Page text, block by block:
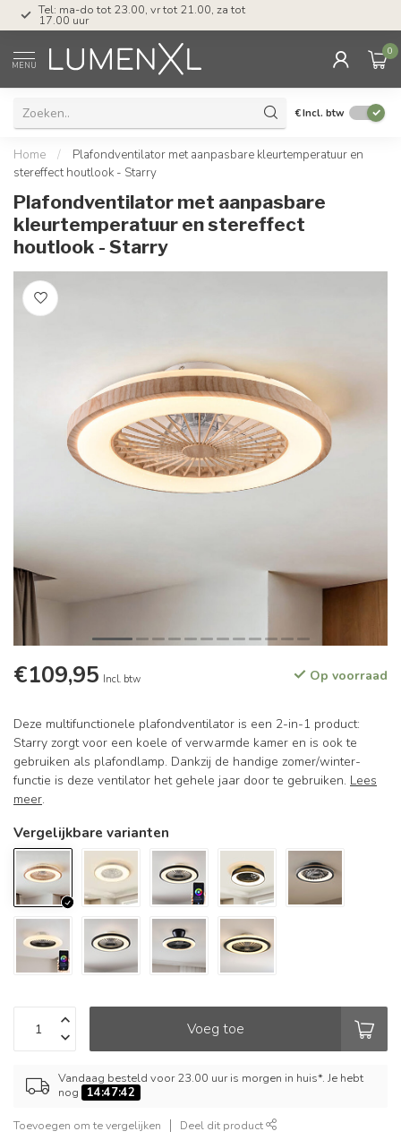
Tel: ma-do tot 23.00, vr tot 21.00, za tot
17.00 uur
MENU
0
€Incl. btw
Home /
Plafondventilator met aanpasbare kleurtemperatuur en
stereffect houtlook - Starry
Plafondventilator met aanpasbare
kleurtemperatuur en stereffect
houtlook - Starry
€109,95 Incl. btw Op voorraad
Deze multifunctionele plafondventilator is een 2-in-1 product:
Starry zorgt voor een koele of verwarmde kamer en is ook te
gebruiken als plafondlamp. Dankzij de handige zomer/winter-
functie is deze ventilator het gehele jaar door te gebruiken. Lees
meer.
Vergelijkbare varianten
Voeg toe
Vandaag besteld voor 23.00 uur is morgen in huis*. Je hebt
nog
14:47:42
Toevoegen om te vergelijken Deel dit product